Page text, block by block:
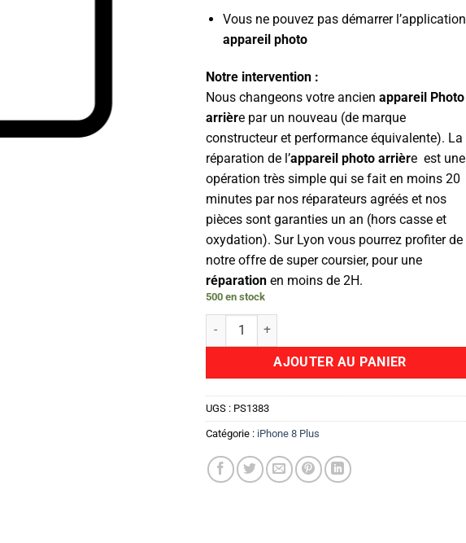
Vous ne pouvez pas démarrer l’application
appareil photo
Notre intervention :
Nous changeons votre ancien appareil Photo
arrière par un nouveau (de marque
constructeur et performance équivalente). La
réparation de l’appareil photo arrière est une
opération très simple qui se fait en moins 20
minutes par nos réparateurs agréés et nos
pièces sont garanties un an (hors casse et
oxydation). Sur Lyon vous pourrez profiter de
notre offre de super coursier, pour une
réparation en moins de 2H.
500 en stock
quantité de Camera Arrière
AJOUTER AU PANIER
UGS : PS1383
Catégorie : iPhone 8 Plus